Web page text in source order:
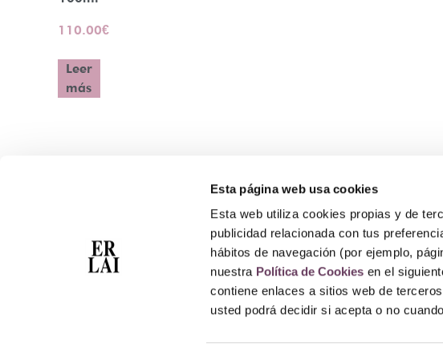
Esta página web usa cookies
Esta web utiliza cookies propias y de
publicidad relacionada con tus
hábitos de navegación (por ejemplo,
nuestra Política de Cookies en el
contiene enlaces a sitios web de
usted podrá decidir si acepta o no
110.00€
Leer
más
Atención Telefónica: 944 435 713
Whatsapp: 699 173 188
E-mail:perfumeriaerlai@erlai.es
Dirección: Rodríguez Arias nº29 48011 Bilbao.
Nosotros